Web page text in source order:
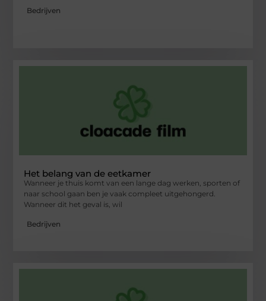
Bedrijven
Het belang van de eetkamer
Wanneer je thuis komt van een lange dag werken, sporten of
naar school gaan ben je vaak compleet uitgehongerd.
Wanneer dit het geval is, wil
Bedrijven